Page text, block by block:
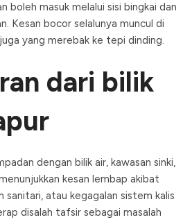
boleh masuk melalui sisi bingkai dan
Kesan bocor selalunya muncul di
yang merebak ke tepi dinding.
dari bilik
dengan bilik air, kawasan sinki,
kesan lembap akibat
sanitari, atau kegagalan sistem kalis
disalah tafsir sebagai masalah